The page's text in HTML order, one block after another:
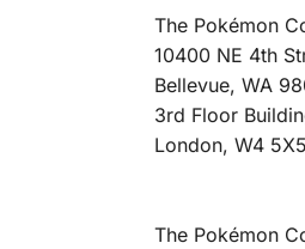
The Pokémon
10400 NE 4th
Bellevue, WA
3rd Floor
London, W4
The Pokémon